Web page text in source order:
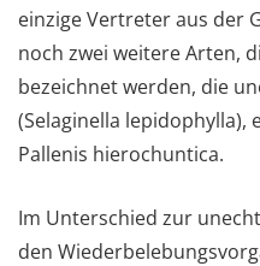
einzige Vertreter aus der
noch zwei weitere Arten,
bezeichnet werden, die
(Selaginella
Pallenis hierochuntica.
Im Unterschied zur
den